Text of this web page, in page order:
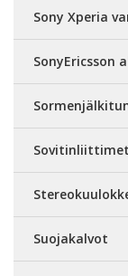
Sony Xperia
SonyEricsson
Suojakalvot